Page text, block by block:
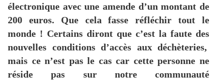
électronique avec une amende d’un montant de
200 euros. Que cela fasse réfléchir tout le
monde ! Certains diront que c’est la faute des
nouvelles conditions d’accès aux déchèteries,
mais ce n’est pas le cas car cette personne ne
réside pas sur notre communauté